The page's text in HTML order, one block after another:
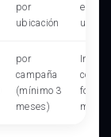
por
ubicación
en
por
campaña
(mínimo 3
meses)